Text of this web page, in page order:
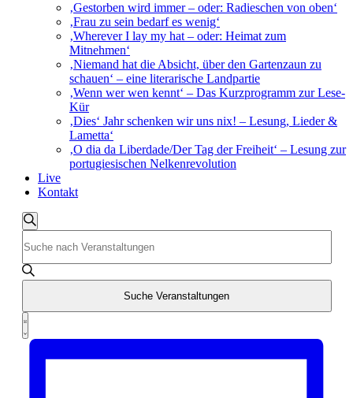
‚Gestorben wird immer – oder: Radieschen von oben‘
‚Frau zu sein bedarf es wenig‘
‚Wherever I lay my hat – oder: Heimat zum
Mitnehmen‘
‚Niemand hat die Absicht, über den Gartenzaun zu
schauen‘ – eine literarische Landpartie
‚Wenn wer wen kennt‘ – Das Kurzprogramm zur Lese-
Kür
‚Dies‘ Jahr schenken wir uns nix! – Lesung, Lieder &
Lametta‘
‚O dia da Liberdade/Der Tag der Freiheit‘ – Lesung zur
portugiesischen Nelkenrevolution
Live
Kontakt
Veranstaltungen
Suche
und
Ansichten,
Navigation
Suche
Schlüsselwort
eingeben.
Suche
Veranstaltungen
Schlüsselwort.
Suche Veranstaltungen
Veranstaltung
Ansichten-
Liste